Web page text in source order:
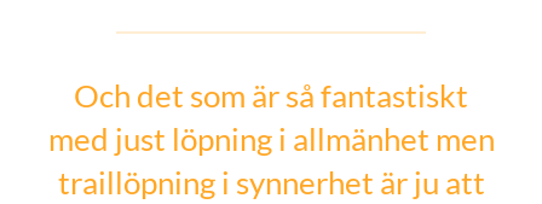
Och det som är så fantastiskt
med just löpning i allmänhet men
traillöpning i synnerhet är ju att